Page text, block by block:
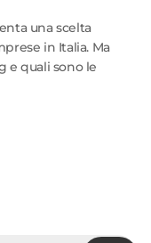
una scelta
in Italia. Ma
e quali sono le